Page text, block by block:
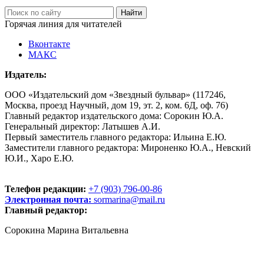
Горячая линия для читателей
Вконтакте
МАКС
Издатель:
ООО «Издательский дом «Звездный бульвар» (117246,
Москва, проезд Научный, дом 19, эт. 2, ком. 6Д, оф. 76)
Главный редактор издательского дома: Сорокин Ю.А.
Генеральный директор: Латышев А.И.
Первый заместитель главного редактора: Ильина Е.Ю.
Заместители главного редактора: Мироненко Ю.А., Невский
Ю.И., Харо Е.Ю.
Телефон редакции: +7 (903) 796-00-86
Электронная почта: sormarina@mail.ru
Главный редактор:
Сорокина Марина Витальевна